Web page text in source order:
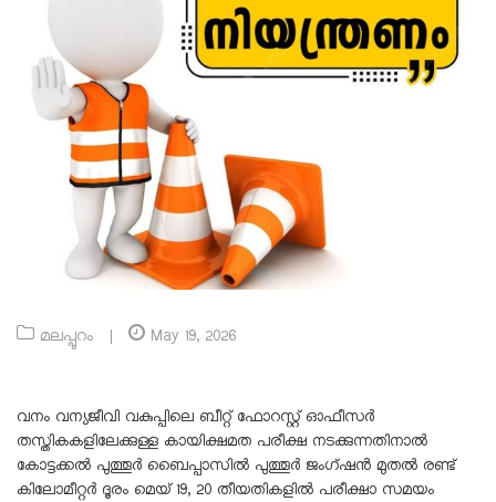
മലപ്പുറം May 19, 2026
വനം വന്യജീവി വകുപ്പിലെ ബീറ്റ് ഫോറസ്റ്റ് ഓഫീസര്‍
തസ്തികകളിലേക്കുള്ള കായിക്ഷമത പരീക്ഷ നടക്കുന്നതിനാല്‍
കോട്ടക്കല്‍ പുത്തൂര്‍ ബൈപ്പാസില്‍ പുത്തൂര്‍ ജംഗ്ഷന്‍ മുതല്‍ രണ്ട്
കിലോമീറ്റര്‍ ദൂരം മെയ് 19, 20 തീയതികളില്‍ പരീക്ഷാ സമയം